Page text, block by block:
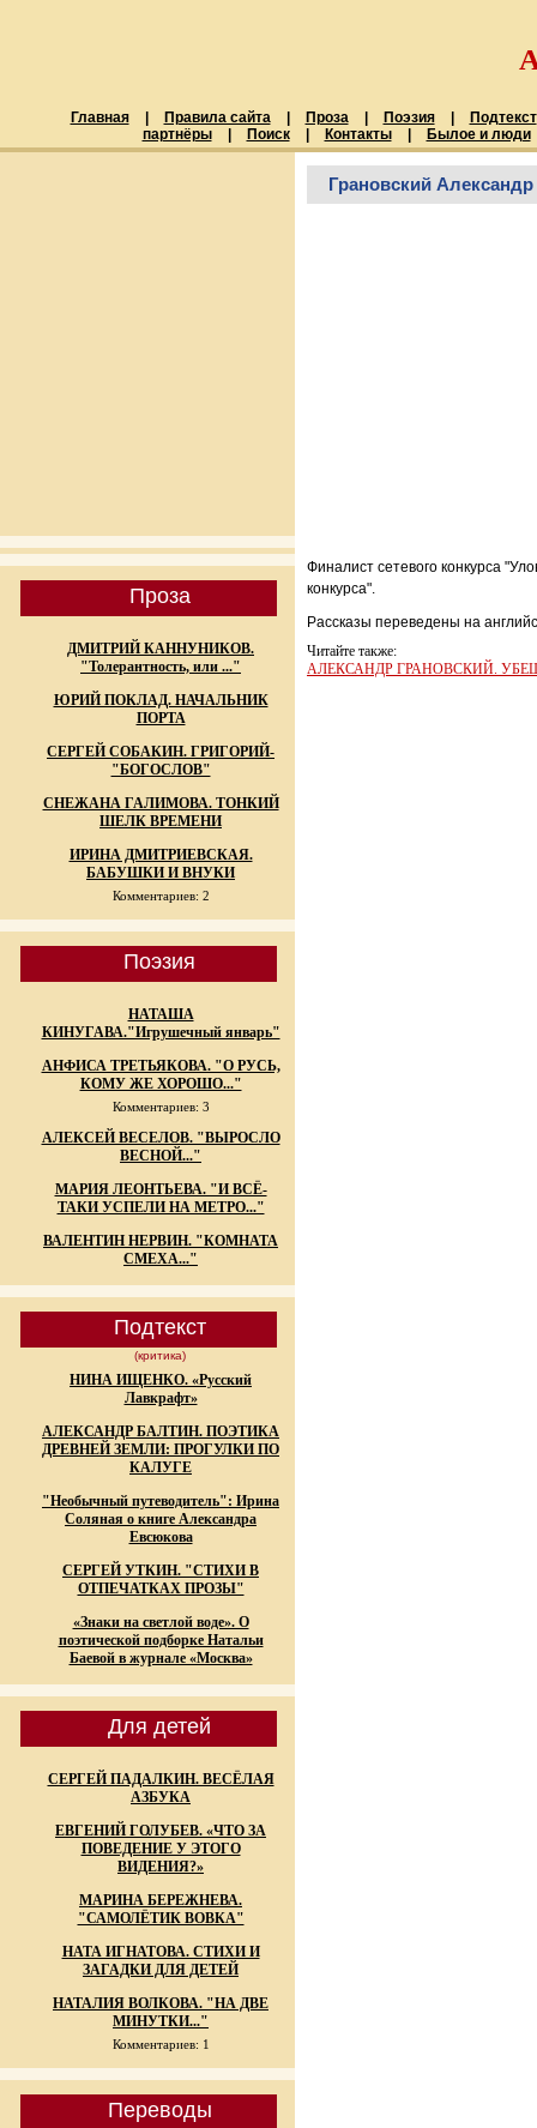
Главная Правила сайта Проза Поэзия
Подтекст
партнёры
Поиск Контакты Былое и люди
Проза
ДМИТРИЙ КАННУНИКОВ.
"Толерантность, или ..."
ЮРИЙ ПОКЛАД. НАЧАЛЬНИК
ПОРТА
СЕРГЕЙ СОБАКИН. ГРИГОРИЙ-
"БОГОСЛОВ"
СНЕЖАНА ГАЛИМОВА. ТОНКИЙ
ШЕЛК ВРЕМЕНИ
ИРИНА ДМИТРИЕВСКАЯ.
БАБУШКИ И ВНУКИ
Комментариев: 2
Поэзия
НАТАША
КИНУГАВА."Игрушечный январь"
АНФИСА ТРЕТЬЯКОВА. "О РУСЬ,
КОМУ ЖЕ ХОРОШО..."
Комментариев: 3
АЛЕКСЕЙ ВЕСЕЛОВ. "ВЫРОСЛО
ВЕСНОЙ..."
МАРИЯ ЛЕОНТЬЕВА. "И ВСЁ-
ТАКИ УСПЕЛИ НА МЕТРО..."
ВАЛЕНТИН НЕРВИН. "КОМНАТА
СМЕХА..."
Подтекст
(критика)
НИНА ИЩЕНКО. «Русский
Лавкрафт»
АЛЕКСАНДР БАЛТИН. ПОЭТИКА
ДРЕВНЕЙ ЗЕМЛИ: ПРОГУЛКИ ПО
КАЛУГЕ
"Необычный путеводитель": Ирина
Соляная о книге Александра
Евсюкова
СЕРГЕЙ УТКИН. "СТИХИ В
ОТПЕЧАТКАХ ПРОЗЫ"
«Знаки на светлой воде». О
поэтической подборке Натальи
Баевой в журнале «Москва»
Для детей
СЕРГЕЙ ПАДАЛКИН. ВЕСЁЛАЯ
АЗБУКА
ЕВГЕНИЙ ГОЛУБЕВ. «ЧТО ЗА
ПОВЕДЕНИЕ У ЭТОГО
ВИДЕНИЯ?»
МАРИНА БЕРЕЖНЕВА.
"САМОЛЁТИК ВОВКА"
НАТА ИГНАТОВА. СТИХИ И
ЗАГАДКИ ДЛЯ ДЕТЕЙ
НАТАЛИЯ ВОЛКОВА. "НА ДВЕ
МИНУТКИ..."
Комментариев: 1
Переводы
Грановский Александр
Финалист сетевого конкурса
конкурса".
Рассказы переведены на
Читайте также:
АЛЕКСАНДР ГРАНОВСКИЙ.